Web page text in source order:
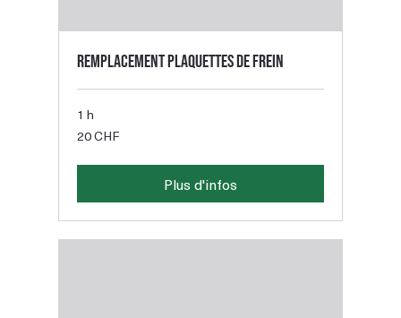
Remplacement plaquettes de frein
1 h
francs
20 CHF
Plus d'infos